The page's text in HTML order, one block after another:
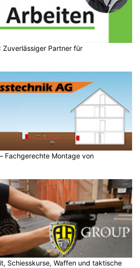
Zuverlässiger Partner für
Fachgerechte Montage von
Schiesskurse, Waffen und taktische